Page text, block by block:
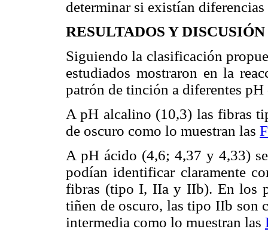
determinar si existían
RESULTADOS Y DISCUSIÓN
Siguiendo la clasificación
estudiados mostraron en la
patrón de tinción a diferentes
A pH alcalino (10,3) las fibras
de oscuro como lo muestran las
A pH ácido (4,6; 4,37 y 4,33)
podían identificar claramente
fibras (tipo I, IIa y IIb). En los
tiñen de oscuro, las tipo IIb son
intermedia como lo muestran las